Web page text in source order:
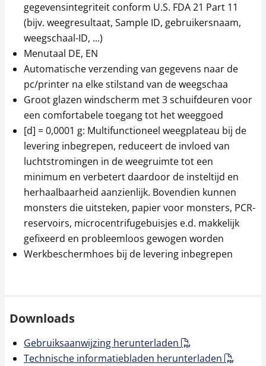
gegevensintegriteit conform U.S. FDA 21 Part 11
(bijv. weegresultaat, Sample ID, gebruikersnaam,
weegschaal-ID, ...)
Menutaal DE, EN
Automatische verzending van gegevens naar de
pc/printer na elke stilstand van de weegschaa
Groot glazen windscherm met 3 schuifdeuren voor
een comfortabele toegang tot het weeggoed
[d] = 0,0001 g: Multifunctioneel weegplateau bij de
levering inbegrepen, reduceert de invloed van
luchtstromingen in de weegruimte tot een
minimum en verbetert daardoor de insteltijd en
herhaalbaarheid aanzienlijk. Bovendien kunnen
monsters die uitsteken, papier voor monsters, PCR-
reservoirs, microcentrifugebuisjes e.d. makkelijk
gefixeerd en probleemloos gewogen worden
Werkbeschermhoes bij de levering inbegrepen
Downloads
Gebruiksaanwijzing herunterladen
Technische informatiebladen herunterladen